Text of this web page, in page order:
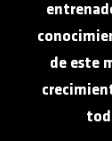
de este